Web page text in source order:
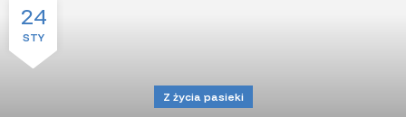
24
STY
Z życia pasieki